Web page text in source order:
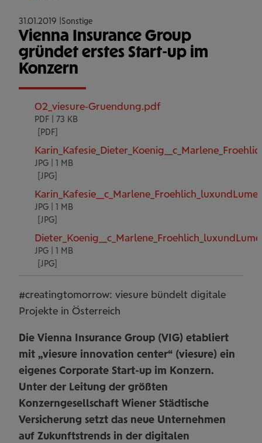
31.01.2019 Sonstige
Vienna Insurance Group
gründet erstes Start-up im
Konzern
02_viesure-Gruendung.pdf
PDF | 73 KB
JPG | 1 MB
JPG | 1 MB
JPG | 1 MB
#creatingtomorrow: viesure bündelt digitale
Projekte in Österreich
Die Vienna Insurance Group (VIG) etabliert
mit „viesure innovation center“ (viesure) ein
eigenes Corporate Start-up im Konzern.
Unter der Leitung der größten
Konzerngesellschaft Wiener Städtische
Versicherung setzt das neue Unternehmen
auf Zukunftstrends in der digitalen